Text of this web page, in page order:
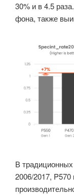
30% и в 4.5
фона, также
В
2006/2017, P570